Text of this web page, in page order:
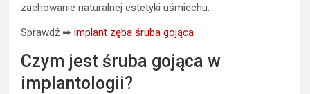
zachowanie naturalnej estetyki uśmiechu.
Sprawdź ➡ implant zęba śruba gojąca
Czym jest śruba gojąca w
implantologii?